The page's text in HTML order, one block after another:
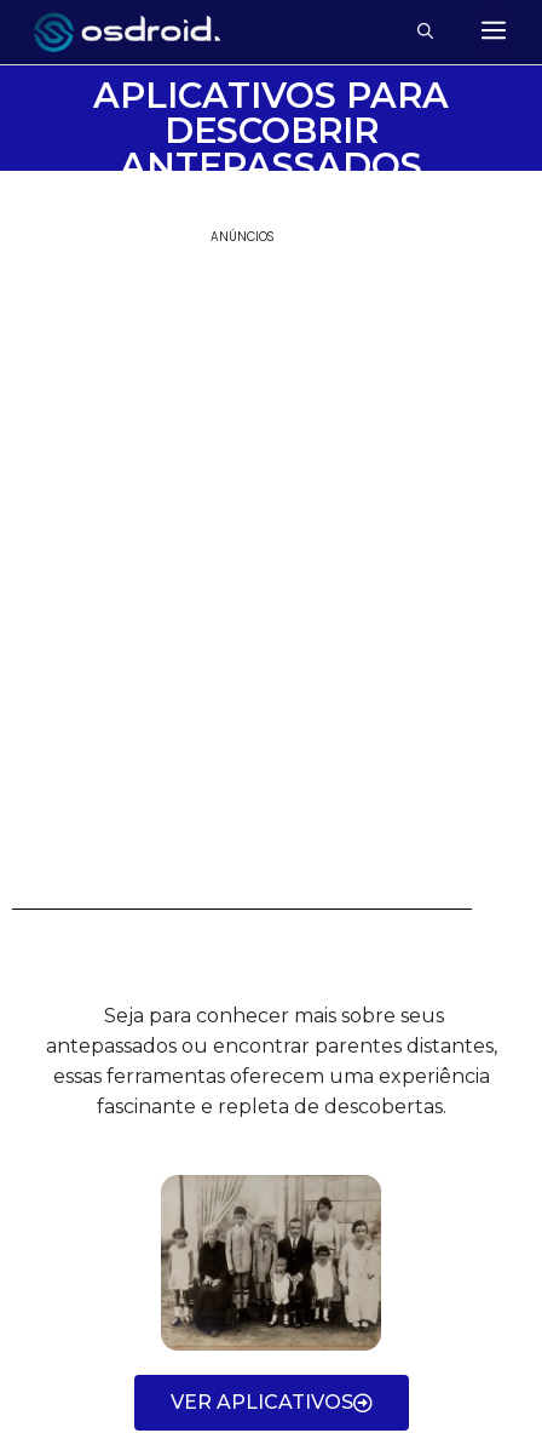
APLICATIVOS PARA
DESCOBRIR
ANTEPASSADOS
ANÚNCIOS
Seja para conhecer mais sobre seus
antepassados ou encontrar parentes distantes,
essas ferramentas oferecem uma experiência
fascinante e repleta de descobertas.
VER APLICATIVOS